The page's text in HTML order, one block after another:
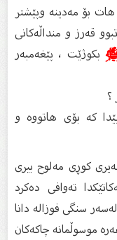
مەدینە وپێشتر
قەرز و منداڵەکانی
بکوژێت ، پێغەمبەر
کە بۆی هاتووە و
کوڕی مەلوح بیری
تەوافی دەکرد
سنگی فوزالە دانا
موسوڵمانە چاکەکان